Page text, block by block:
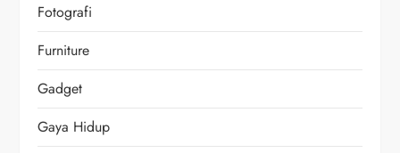
Fotografi
Furniture
Gadget
Gaya Hidup